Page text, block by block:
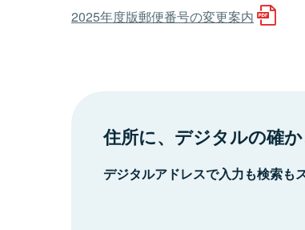
2025年度版郵便番号の変更案内
住所に、デジタルの確か
デジタルアドレスで入力も検索も